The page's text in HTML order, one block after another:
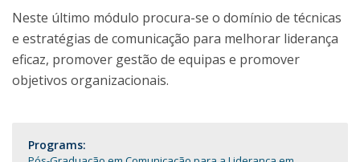
Neste último módulo procura-se o domínio de técnicas
e estratégias de comunicação para melhorar liderança
eficaz, promover gestão de equipas e promover
objetivos organizacionais.
Programs: